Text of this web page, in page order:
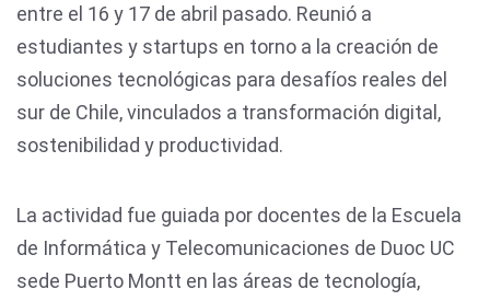
entre el 16 y 17 de abril pasado. Reunió a
estudiantes y startups en torno a la creación de
soluciones tecnológicas para desafíos reales del
sur de Chile, vinculados a transformación digital,
sostenibilidad y productividad.
La actividad fue guiada por docentes de la Escuela
de Informática y Telecomunicaciones de Duoc UC
sede Puerto Montt en las áreas de tecnología,